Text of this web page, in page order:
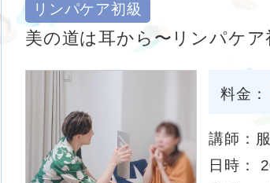
リンパケア初級
美の道は耳から〜リンパケア
料金：
講師：
日時：